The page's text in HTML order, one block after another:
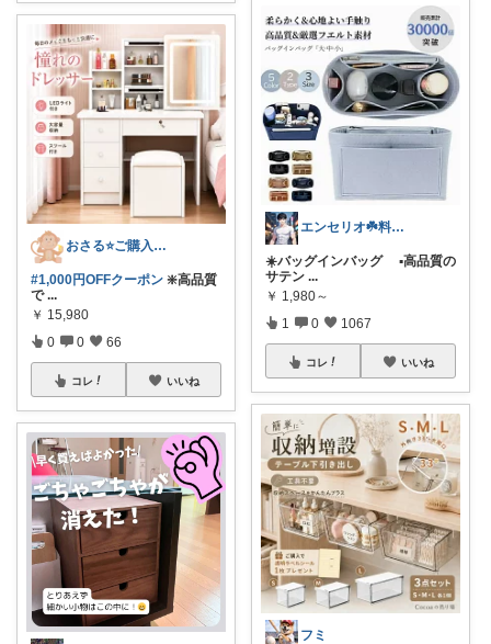
おさる⭐ご購入感謝🐹
#1,000円OFFクーポン ❇️高品質
で ...
￥ 15,980
0 0 66
コレ いいね
エンセリオ☘️料理を楽しく🍳
☀️バッグインバッグ ▪️高品質の
サテン ...
￥ 1,980～
1 0 1067
コレ いいね
フミ